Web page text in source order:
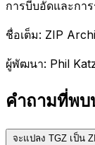
การบีบอัดและกา
ชื่อเต็ม: ZIP
ผู้พัฒนา: Phil
คำถามที่พบ
จะแปลง TGZ เป็น